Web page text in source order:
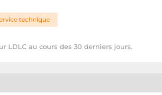
LDLC au cours des 30 derniers jours.
technique